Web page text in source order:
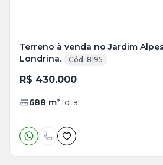
Terreno à venda no Jardim
Londrina.
Cód. 8195
R$ 430.000
688 m²Total